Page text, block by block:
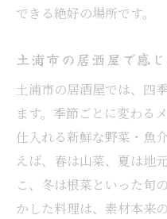
できる絶好の場所です。
土浦市の居酒屋で感
土浦市の居酒屋では、四
ます。季節ごとに変わる
仕入れる新鮮な野菜・魚
えば、春は山菜、夏は地
こ、冬は根菜といった旬
かした料理は、素材本来